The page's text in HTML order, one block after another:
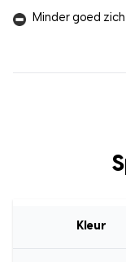
Minder goed
Kleur